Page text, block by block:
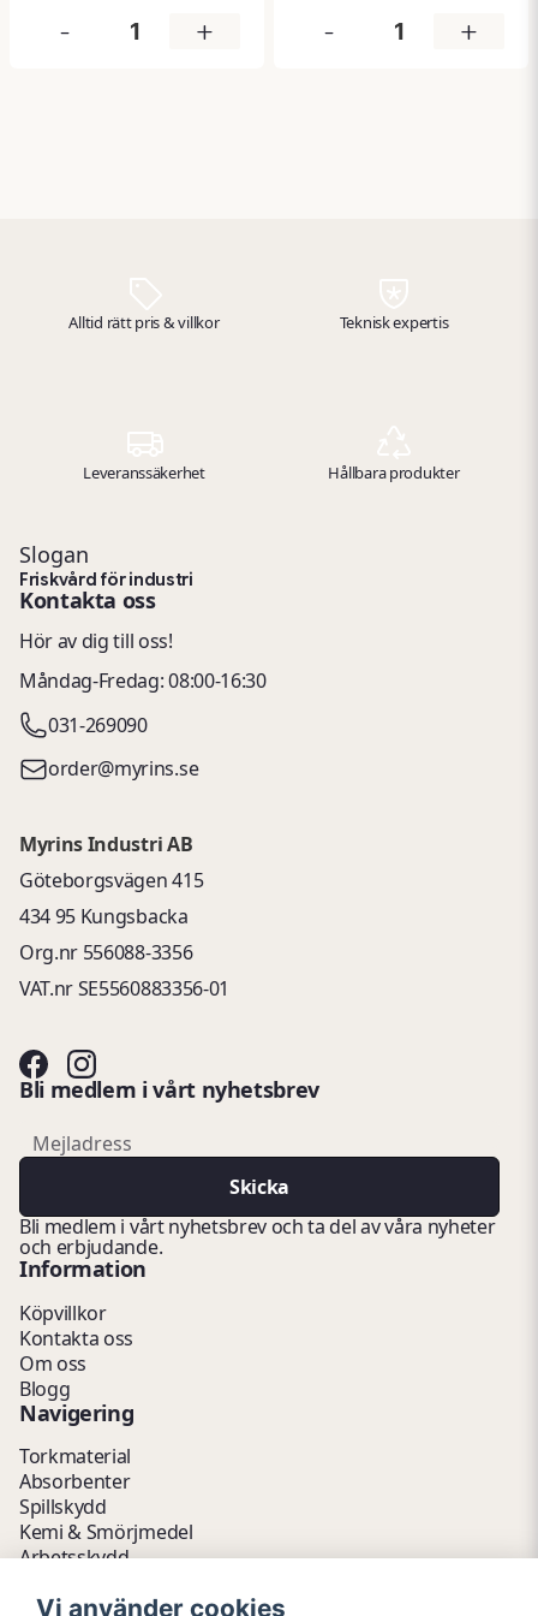
robust konstruktion ger bra
- +
brandsläckningsutrustning.
Den dubbelsidiga designen
- +
Alltid rätt pris & villkor Teknisk expertis
Leveranssäkerhet Hållbara produkter
Slogan
Friskvård för industri
Kontakta oss
Hör av dig till oss!
Måndag-Fredag: 08:00-16:30
031-269090
order@myrins.se
Myrins Industri AB
Göteborgsvägen 415
434 95 Kungsbacka
Org.nr 556088-3356
VAT.nr SE5560883356-01
Bli medlem i vårt nyhetsbrev
email
Mejladress
Skicka
Bli medlem i vårt nyhetsbrev och ta del av våra nyheter
och erbjudande.
Information
Köpvillkor
Kontakta oss
Om oss
Blogg
Navigering
Torkmaterial
Absorbenter
Spillskydd
Kemi & Smörjmedel
Arbetsskydd
Avfallshantering
Vi använder cookies